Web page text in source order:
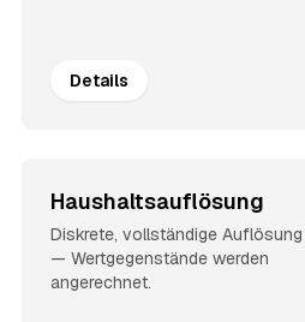
Details
Haushaltsauflösung
Diskrete, vollständige Auflösung
— Wertgegenstände werden
angerechnet.